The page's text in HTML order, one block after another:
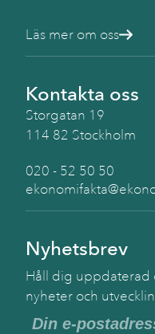
Läs mer om oss
Kontakta oss
Storgatan 19
114 82 Stockholm
020 - 52 50 50
Nyhetsbrev
Håll dig uppdaterad
nyheter och